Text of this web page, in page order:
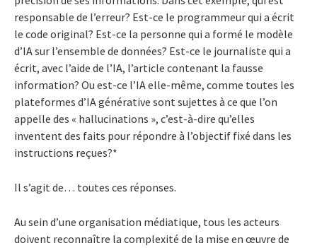
responsable de l’erreur? Est-ce le programmeur qui a écrit
le code original? Est-ce la personne qui a formé le modèle
d’IA sur l’ensemble de données? Est-ce le journaliste qui a
écrit, avec l’aide de l’IA, l’article contenant la fausse
information? Ou est-ce l’IA elle-même, comme toutes les
plateformes d’IA générative sont sujettes à ce que l’on
appelle des « hallucinations », c’est-à-dire qu’elles
inventent des faits pour répondre à l’objectif fixé dans les
instructions reçues?*
Il s’agit de… toutes ces réponses.
Au sein d’une organisation médiatique, tous les acteurs
doivent reconnaître la complexité de la mise en œuvre de